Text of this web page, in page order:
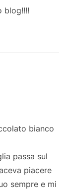
blog!!!!
bianco
passa sul
piacere
sempre e mi